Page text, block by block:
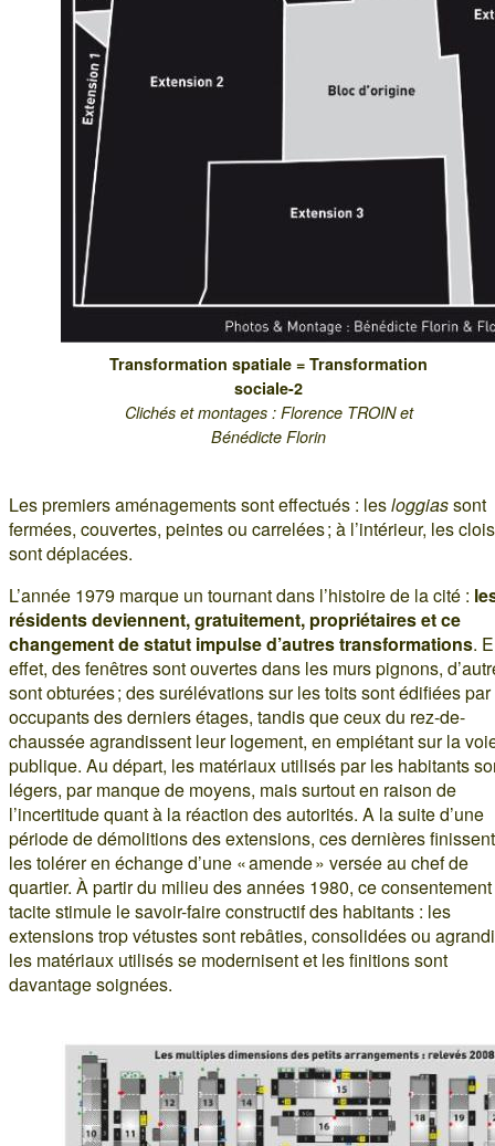
Transformation spatiale = Transformation
sociale-2
Clichés et montages : Florence TROIN et
Bénédicte Florin
Les premiers aménagements sont effectués : lesloggiassont
fermées, couvertes, peintes ou carrelées ; à l’intérieur, les
sont déplacées.
L’année 1979 marque un tournant dans l’histoire de la cité :
résidents deviennent, gratuitement, propriétaires et ce
changement de statut impulse d’autres transformations.
effet, des fenêtres sont ouvertes dans les murs pignons,
sont obturées ; des surélévations sur les toits sont édifiées
occupants des derniers étages, tandis que ceux du rez-de-
chaussée agrandissent leur logement, en empiétant sur la
publique. Au départ, les matériaux utilisés par les habitants
légers, par manque de moyens, mais surtout en raison de
l’incertitude quant à la réaction des autorités. A la suite d’une
période de démolitions des extensions, ces dernières
les tolérer en échange d’une « amende » versée au chef de
quartier. À partir du milieu des années 1980, ce consentement
tacite stimule le savoir-faire constructif des habitants : les
extensions trop vétustes sont rebâties, consolidées ou
les matériaux utilisés se modernisent et les finitions sont
davantage soignées.